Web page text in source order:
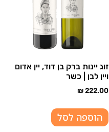
זוג יינות ברק בן דוד, יין אדום
ויין לבן | כשר
₪222.00
הוספה לסל